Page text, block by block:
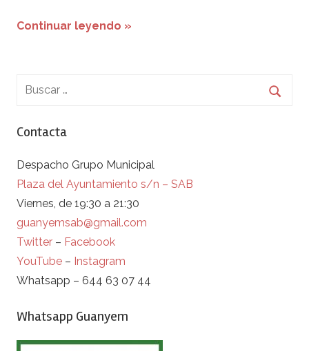
Continuar leyendo »
Contacta
Despacho Grupo Municipal
Plaza del Ayuntamiento s/n – SAB
Viernes, de 19:30 a 21:30
guanyemsab@gmail.com
Twitter – Facebook
YouTube – Instagram
Whatsapp – 644 63 07 44
Whatsapp Guanyem